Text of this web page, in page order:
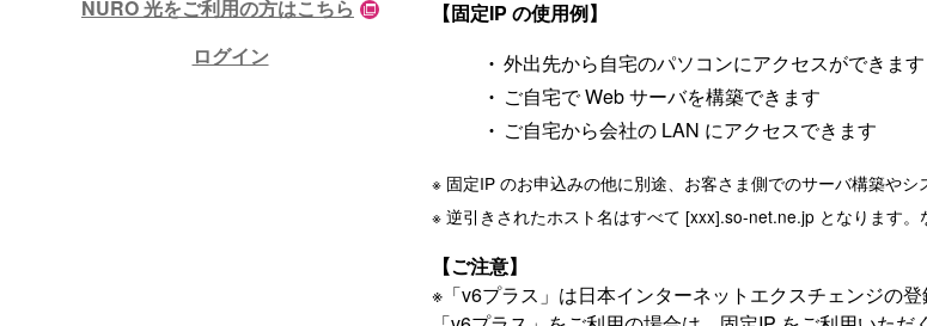
NURO 光をご利用の方はこちら
ログイン
【固定IP の使用例】
外出先から自宅のパソコンにアクセスができます
ご自宅で Web サーバを構築できます
ご自宅から会社の LAN にアクセスできます
※ 固定IP のお申込みの他に別途、お客さま側でのサーバ構築やシ
※ 逆引きされたホスト名はすべて [xxx].so-net.ne.jp となります。
【ご注意】
※「v6プラス」は日本インターネットエクスチェンジの登